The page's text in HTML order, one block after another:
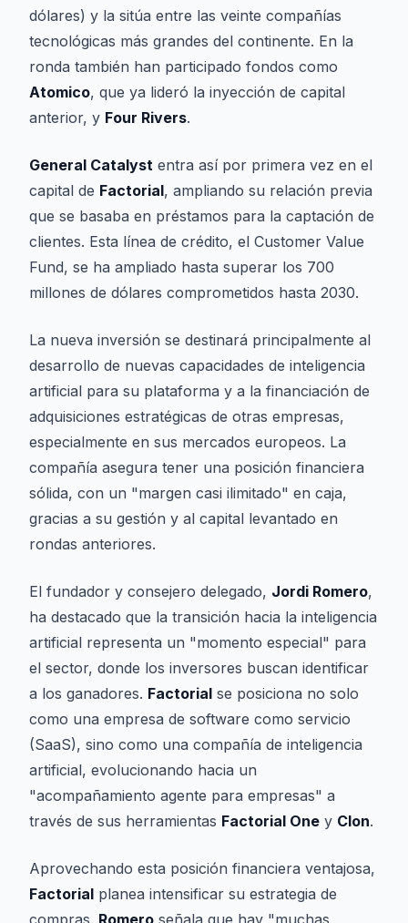
dólares) y la sitúa entre las veinte compañías
tecnológicas más grandes del continente. En la
ronda también han participado fondos como
Atomico, que ya lideró la inyección de capital
anterior, y Four Rivers.
General Catalyst entra así por primera vez en el
capital de Factorial, ampliando su relación previa
que se basaba en préstamos para la captación de
clientes. Esta línea de crédito, el Customer Value
Fund, se ha ampliado hasta superar los 700
millones de dólares comprometidos hasta 2030.
La nueva inversión se destinará principalmente al
desarrollo de nuevas capacidades de inteligencia
artificial para su plataforma y a la financiación de
adquisiciones estratégicas de otras empresas,
especialmente en sus mercados europeos. La
compañía asegura tener una posición financiera
sólida, con un "margen casi ilimitado" en caja,
gracias a su gestión y al capital levantado en
rondas anteriores.
El fundador y consejero delegado, Jordi Romero,
ha destacado que la transición hacia la inteligencia
artificial representa un "momento especial" para
el sector, donde los inversores buscan identificar
a los ganadores. Factorial se posiciona no solo
como una empresa de software como servicio
(SaaS), sino como una compañía de inteligencia
artificial, evolucionando hacia un
"acompañamiento agente para empresas" a
través de sus herramientas Factorial One y Clon.
Aprovechando esta posición financiera ventajosa,
Factorial planea intensificar su estrategia de
compras. Romero señala que hay "muchas